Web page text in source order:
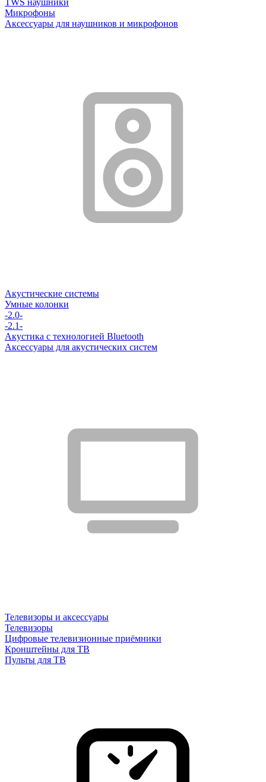
TWS наушники
Микрофоны
Аксессуары для наушников и микрофонов
Акустические системы
Умные колонки
-2.0-
-2.1-
Акустика с технологией Bluetooth
Аксессуары для акустических систем
Телевизоры и аксессуары
Телевизоры
Цифровые телевизионные приёмники
Кронштейны для ТВ
Пульты для ТВ